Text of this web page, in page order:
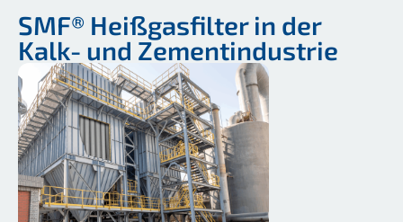
SMF® Heißgasfilter in der
Kalk- und Zementindustrie